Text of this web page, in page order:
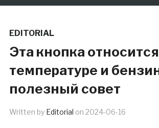
EDITORIAL
Эта кнопка
температуре и
полезный совет
Written by Editorial on 2024-06-16